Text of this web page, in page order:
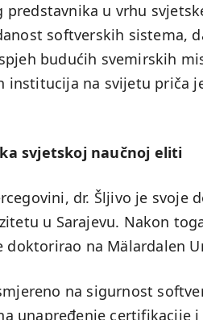
predstavnika u vrhu
softverskih sistema,
budućih svemirskih
institucija na svijetu priča
ka svjetskoj naučnoj eliti
dr. Šljivo je svoje
u Sarajevu. Nakon
doktorirao na Mälardalen
na sigurnost
unapređenje certifikacije